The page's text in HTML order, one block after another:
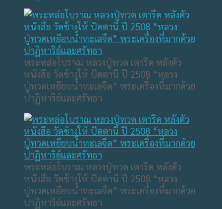
พระหล่อโบราณ หลวงปู่ทวด เตารีด หลังตัว
หนังสือ วัดช้างให้ ปัตตานี ปี 2508 “หลวง
ปู่ทวดเหยียบน้ำทะเลจืด” พระเครื่องที่มากด้วย
ปาฏิหาริย์และศรัทธา
พระหล่อโบราณ หลวงปู่ทวด เตารีด หลังตัว
หนังสือ วัดช้างให้ ปัตตานี ปี 2508 “หลวง
ปู่ทวดเหยียบน้ำทะเลจืด” พระเครื่องที่มากด้วย
ปาฏิหาริย์และศรัทธา